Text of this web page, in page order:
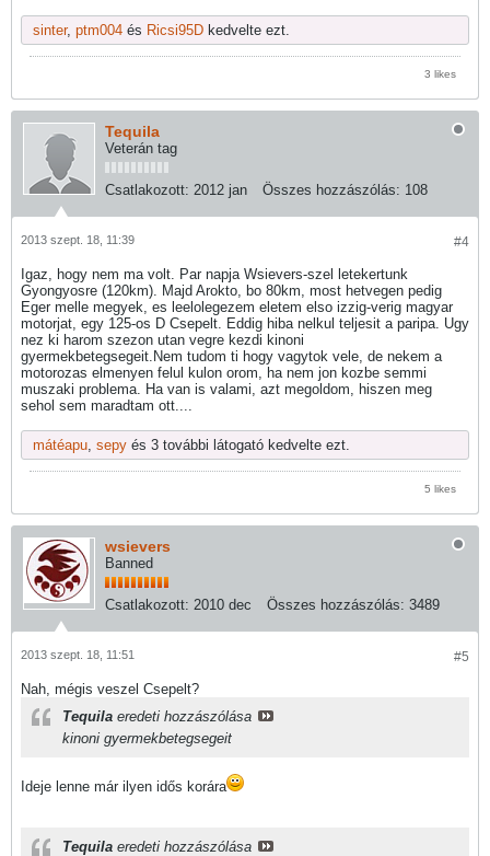
sinter, ptm004 és Ricsi95D kedvelte ezt.
3 likes
Tequila
Veterán tag
Csatlakozott: 2012 jan Összes hozzászólás: 108
#4
2013 szept. 18, 11:39
Igaz, hogy nem ma volt. Par napja Wsievers-szel letekertunk
Gyongyosre (120km). Majd Arokto, bo 80km, most hetvegen pedig
Eger melle megyek, es leelolegezem eletem elso izzig-verig magyar
motorjat, egy 125-os D Csepelt. Eddig hiba nelkul teljesit a paripa. Ugy
nez ki harom szezon utan vegre kezdi kinoni
gyermekbetegsegeit.Nem tudom ti hogy vagytok vele, de nekem a
motorozas elmenyen felul kulon orom, ha nem jon kozbe semmi
muszaki problema. Ha van is valami, azt megoldom, hiszen meg
sehol sem maradtam ott....
mátéapu sepy és 3 további látogató kedvelte ezt.
5 likes
wsievers
Banned
Csatlakozott: 2010 dec Összes hozzászólás: 3489
#5
2013 szept. 18, 11:51
Nah, mégis veszel Csepelt?
Tequila eredeti hozzászólása
kinoni gyermekbetegsegeit
Ideje lenne már ilyen idős korára
Tequila eredeti hozzászólása